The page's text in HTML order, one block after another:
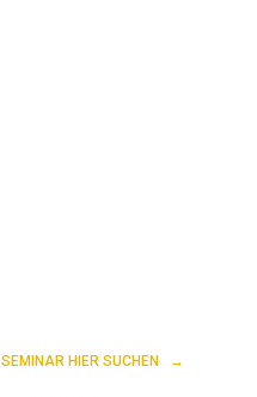
SEMINAR HIER SUCHEN →